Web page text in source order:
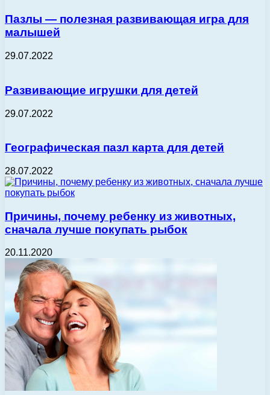
Пазлы — полезная развивающая игра для
малышей
29.07.2022
Развивающие игрушки для детей
29.07.2022
Географическая пазл карта для детей
28.07.2022
Причины, почему ребенку из животных,
сначала лучше покупать рыбок
20.11.2020